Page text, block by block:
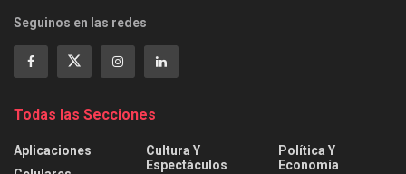
Seguinos en las redes
Todas las Secciones
Aplicaciones
Cultura Y
Espectáculos
Política Y
Economía